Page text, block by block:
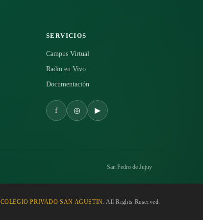
SERVICIOS
Campus Virtual
Radio en Vivo
Documentación
f ◎ ▶
San Pedro de Jujuy
COLEGIO PRIVADO SAN AGUSTIN. All Rights Reserved.